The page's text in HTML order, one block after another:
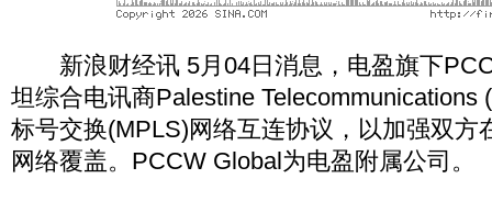
新浪财经讯 5月04日消息，电盈旗下
坦综合电讯商Palestine Telecommunications
标号交换(MPLS)网络互连协议，以加强双方
网络覆盖。PCCW Global为电盈附属公司。